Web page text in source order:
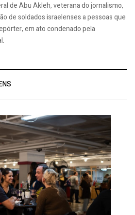
de Abu Akleh, veterana do jornalismo,
de soldados israelenses a pessoas que
em ato condenado pela